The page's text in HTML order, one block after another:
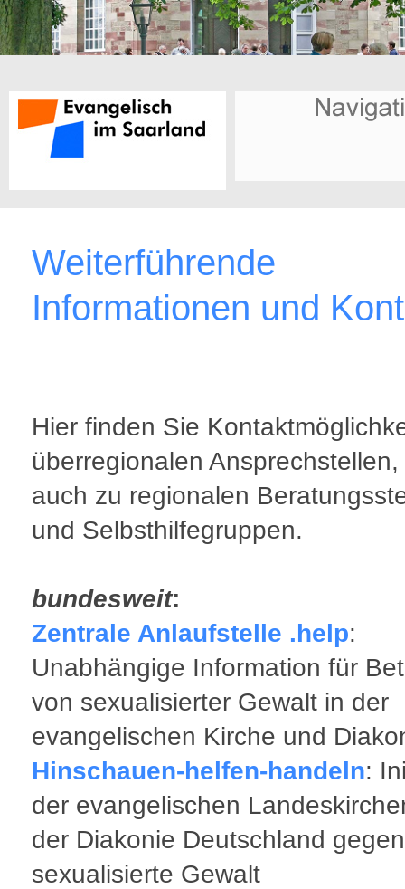
Weiterführende
Informationen und
Hier finden Sie
überregionalen
auch zu regionalen
und Selbsthilfegruppen.
bundesweit:
Zentrale Anlaufstelle .help:
Unabhängige Information für
von sexualisierter Gewalt in der
evangelischen Kirche und
Hinschauen-helfen-handeln:
der evangelischen
der Diakonie Deutschland gegen
sexualisierte Gewalt